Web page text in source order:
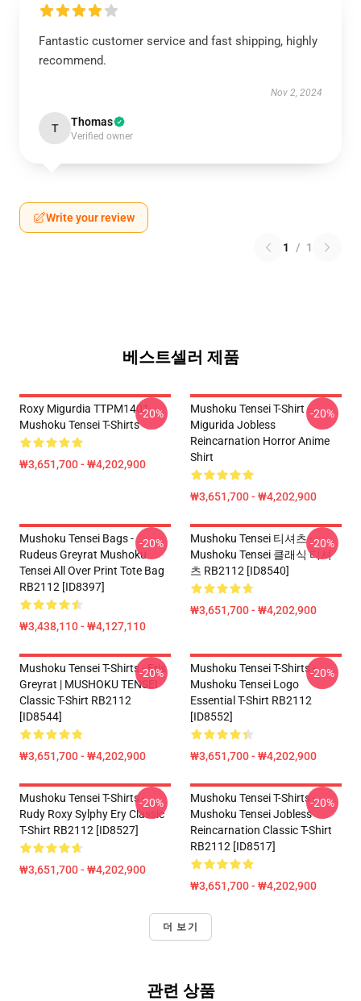
Fantastic customer service and fast shipping, highly
recommend.
Nov 2, 2024
T Thomas
Verified owner
Write your review
1 / 1
베스트셀러 제품
Roxy Migurdia TTPM1401
Mushoku Tensei T-Shirts
₩3,651,700 - ₩4,202,900
-20%
Mushoku Tensei T-Shirt -
Migurida Jobless
Reincarnation Horror Anime
Shirt
₩3,651,700 - ₩4,202,900
-20%
Mushoku Tensei Bags -
Rudeus Greyrat Mushoku
Tensei All Over Print Tote Bag
RB2112 [ID8397]
₩3,438,110 - ₩4,127,110
-20%
Mushoku Tensei 티셔츠 -
Mushoku Tensei 클래식 티셔
츠 RB2112 [ID8540]
₩3,651,700 - ₩4,202,900
-20%
Mushoku Tensei T-Shirts - Eris
Greyrat | MUSHOKU TENSEI
Classic T-Shirt RB2112
[ID8544]
₩3,651,700 - ₩4,202,900
-20%
Mushoku Tensei T-Shirts -
Mushoku Tensei Logo
Essential T-Shirt RB2112
[ID8552]
₩3,651,700 - ₩4,202,900
-20%
Mushoku Tensei T-Shirts -
Rudy Roxy Sylphy Ery Classic
T-Shirt RB2112 [ID8527]
₩3,651,700 - ₩4,202,900
-20%
Mushoku Tensei T-Shirts -
Mushoku Tensei Jobless
Reincarnation Classic T-Shirt
RB2112 [ID8517]
₩3,651,700 - ₩4,202,900
-20%
더 보기
관련 상품